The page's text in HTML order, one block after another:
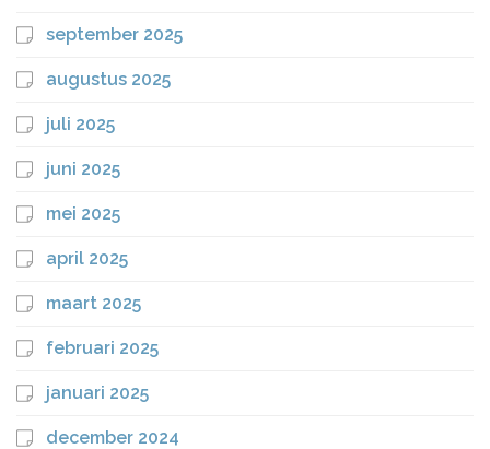
september 2025
augustus 2025
juli 2025
juni 2025
mei 2025
april 2025
maart 2025
februari 2025
januari 2025
december 2024